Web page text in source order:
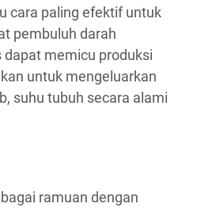
cara paling efektif untuk
pembuluh darah
dapat memicu produksi
untuk mengeluarkan
suhu tubuh secara alami
ramuan dengan